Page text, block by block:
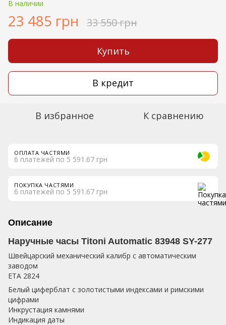
В наличии
23 485 грн 33 550 грн
Купить
В кредит
В избранное К сравнению
ОПЛАТА ЧАСТЯМИ
6 платежей по 5 591.67 грн
ПОКУПКА ЧАСТЯМИ
6 платежей по 5 591.67 грн
Описание
Наручные часы Titoni Automatic 83948 SY-277
Швейцарский механический калибр с автоматическим
заводом
ETA 2824
Белый циферблат с золотистыми индексами и римскими
цифрами
Инкрустация камнями
Индикация даты